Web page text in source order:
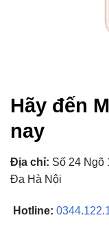
Hãy đến
nay
Địa chỉ: Số 24 Ngõ
Đa Hà Nội
Hotline: